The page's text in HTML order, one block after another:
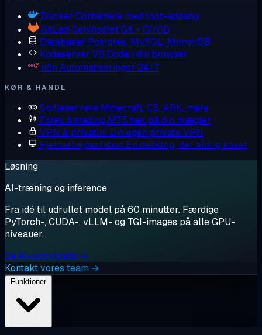
Docker Containere med root-adgang
GitLab Selvhostet Git + CI/CD
Databaser Postgres, MySQL, MongoDB
Kodeserver VS Code i din browser
n8n Automatiseringer 24/7
KØR & HANDL
Spilleservere Minecraft, CS, ARK, mere
Forex & trading MT5 tæt på din mægler
VPN & privatliv Din egen private VPN
Fjernarbejdsstation En desktop, der aldrig sover
Løsning
AI-træning og inference
Fra idé til udrullet model på 60 minutter. Færdige
PyTorch-, CUDA-, vLLM- og TGI-images på alle GPU-
niveauer.
Se AI-workloads →
Kontakt vores team →
Funktioner